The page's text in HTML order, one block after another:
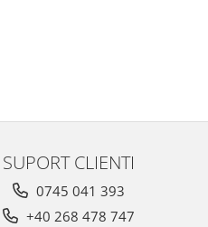
SUPORT CLIENTI
0745 041 393
+40 268 478 747